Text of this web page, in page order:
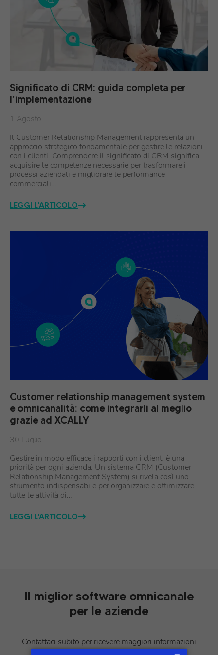
Significato di CRM: guida completa per
l’implementazione
1 Agosto
Il Customer Relationship Management rappresenta un
approccio strategico fondamentale per gestire le relazioni
con i clienti. Comprendere il significato di CRM significa
acquisire le competenze necessarie per trasformare i
processi aziendali e migliorare le performance
commerciali…
LEGGI L'ARTICOLO
Customer relationship management system
e omnicanalità: come integrarli al meglio
grazie ad XCALLY
30 Luglio
Gestire in modo efficace i rapporti con i clienti è una
priorità per ogni azienda. Un sistema CRM (Customer
Relationship Management System) si rivela così uno
strumento indispensabile per organizzare e ottimizzare
tutte le attività di…
LEGGI L'ARTICOLO
Il miglior software omnicanale
per le aziende
Contattaci subito per ricevere maggiori informazioni